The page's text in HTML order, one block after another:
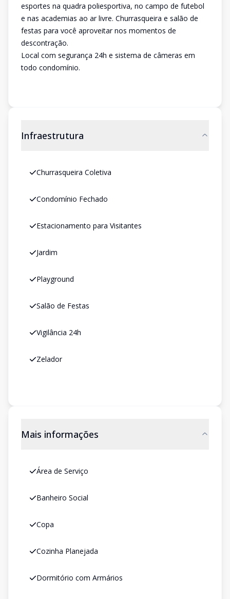
esportes na quadra poliesportiva, no campo de futebol
e nas academias ao ar livre. Churrasqueira e salão de
festas para você aproveitar nos momentos de
descontração.
Local com segurança 24h e sistema de câmeras em
todo condomínio.
Infraestrutura
Churrasqueira Coletiva
Condomínio Fechado
Estacionamento para Visitantes
Jardim
Playground
Salão de Festas
Vigilância 24h
Zelador
Mais informações
Área de Serviço
Banheiro Social
Copa
Cozinha Planejada
Dormitório com Armários